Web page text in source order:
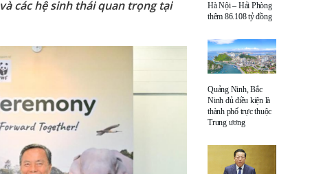
các hệ sinh thái quan trọng tại
Hà Nội – Hải Phòng
thêm 86.108 tỷ đồng
Quảng Ninh, Bắc
Ninh đủ điều kiện là
thành phố trực thuộc
Trung ương